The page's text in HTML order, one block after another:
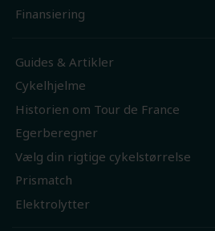
Finansiering
Guides & Artikler
Cykelhjelme
Historien om Tour de France
Egerberegner
Vælg din rigtige cykelstørrelse
Prismatch
Elektrolytter